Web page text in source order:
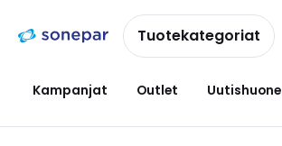
navigointiinsisältöönTuotekategoriat
Kampanjat Outlet Uutishuone